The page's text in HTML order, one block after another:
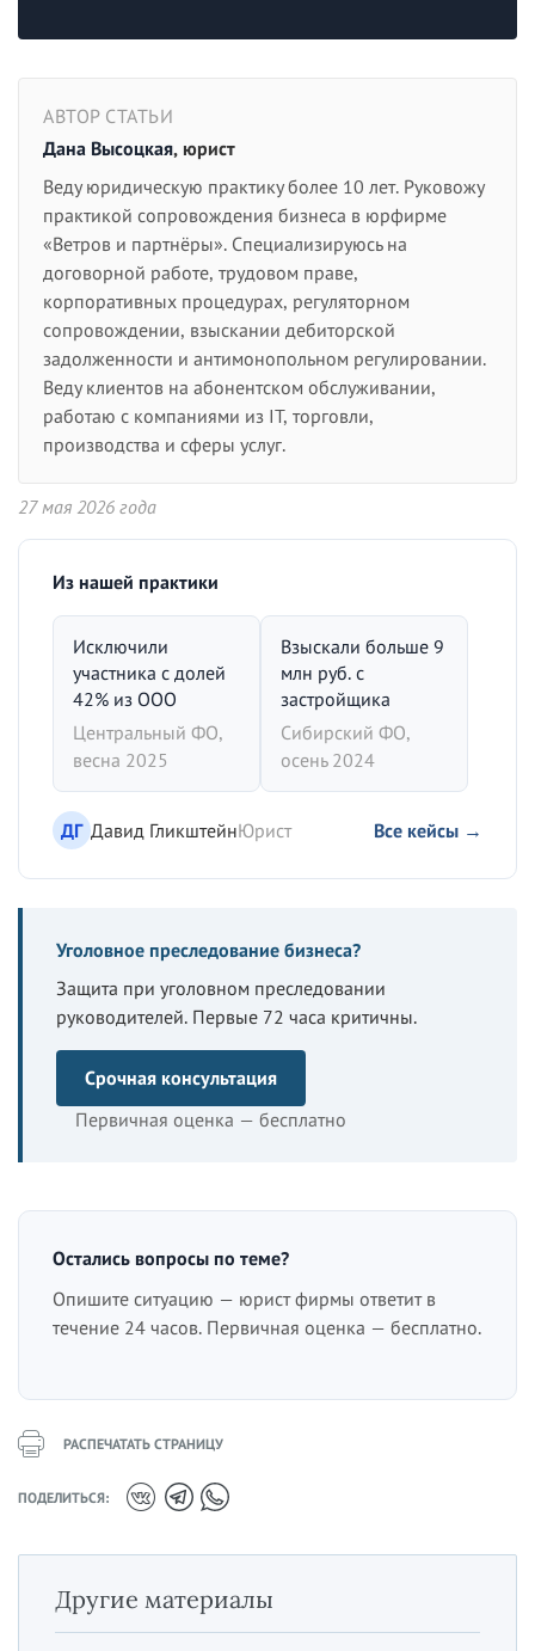
АВТОР СТАТЬИ
Дана Высоцкая, юрист
Веду юридическую практику более 10 лет. Руковожу
практикой сопровождения бизнеса в юрфирме
«Ветров и партнёры». Специализируюсь на
договорной работе, трудовом праве,
корпоративных процедурах, регуляторном
сопровождении, взыскании дебиторской
задолженности и антимонопольном регулировании.
Веду клиентов на абонентском обслуживании,
работаю с компаниями из IT, торговли,
производства и сферы услуг.
27 мая 2026 года
Из нашей практики
Исключили
участника с долей
42% из ООО
Центральный ФО,
весна 2025
Взыскали больше 9
млн руб. с
застройщика
Сибирский ФО,
осень 2024
ДГ Давид ГликштейнЮрист Все кейсы →
Уголовное преследование бизнеса?
Защита при уголовном преследовании
руководителей. Первые 72 часа критичны.
Срочная консультация
Первичная оценка — бесплатно
Остались вопросы по теме?
Опишите ситуацию — юрист фирмы ответит в
течение 24 часов. Первичная оценка — бесплатно.
РАСПЕЧАТАТЬ СТРАНИЦУ
ПОДЕЛИТЬСЯ:
Другие материалы